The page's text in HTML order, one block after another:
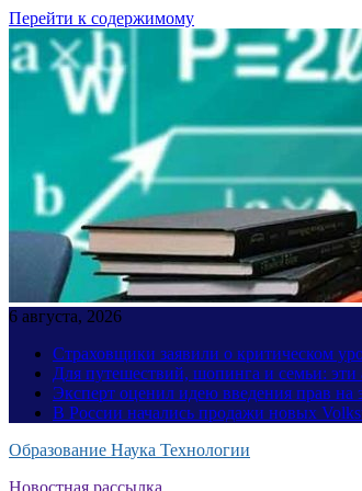
Перейти к содержимому
6 августа, 2026
Страховщики заявили о критическом
Для путешествий, шопинга и семьи:
Эксперт оценил идею введения прав на
В России начались продажи новых
Образование Наука Технологии
Новостная рассылка